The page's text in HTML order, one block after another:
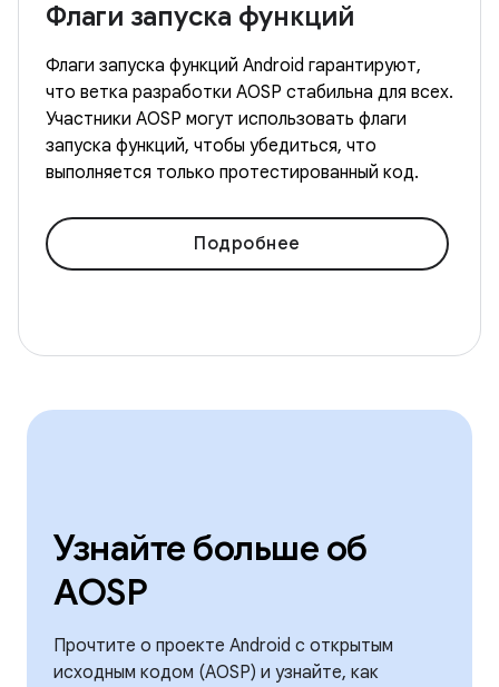
Флаги запуска функций
Флаги запуска функций Android гарантируют,
что ветка разработки AOSP стабильна для всех.
Участники AOSP могут использовать флаги
запуска функций, чтобы убедиться, что
выполняется только протестированный код.
Подробнее
Узнайте больше об
AOSP
Прочтите о проекте Android с открытым
исходным кодом (AOSP) и узнайте, как